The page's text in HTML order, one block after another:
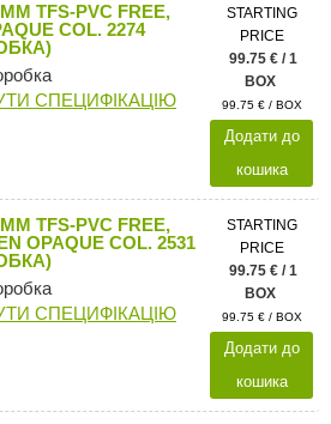
TFS-PVC FREE,
COL. 2274
СПЕЦИФІКАЦІЮ
STARTING
PRICE
99.75 € / 1
BOX
99.75 € / BOX
Додати до
кошика
TFS-PVC FREE,
OPAQUE COL. 2531
СПЕЦИФІКАЦІЮ
STARTING
PRICE
99.75 € / 1
BOX
99.75 € / BOX
Додати до
кошика